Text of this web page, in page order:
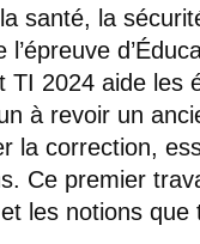
santé, la
TI 2024 aide les
à revoir un
la correction,
Ce premier
les notions que